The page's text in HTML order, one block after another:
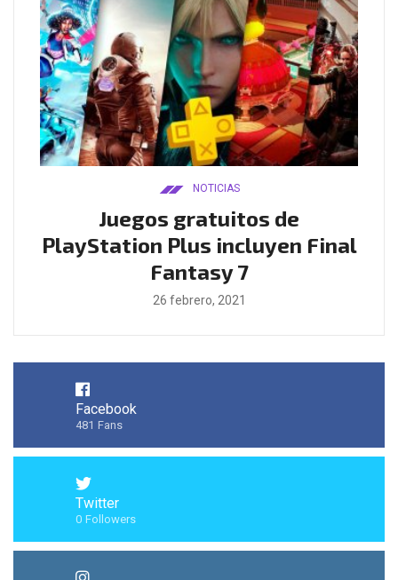
NOTICIAS
Juegos gratuitos de
PlayStation Plus incluyen Final
Fantasy 7
26 febrero, 2021
Facebook
481 Fans
Twitter
0 Followers